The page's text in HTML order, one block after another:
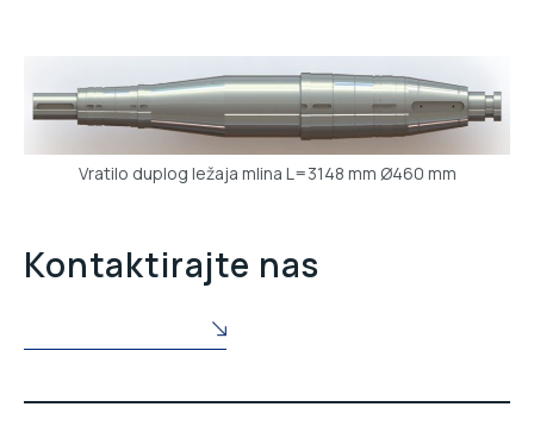
Vratilo duplog ležaja mlina L=3148 mm Ø460 mm
Kontaktirajte nas